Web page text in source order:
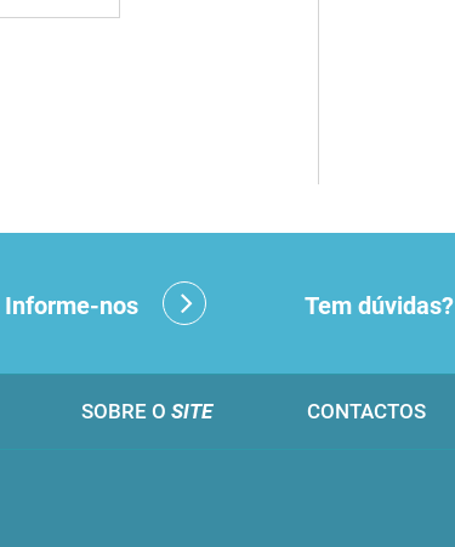
Informe-nos Tem dúvidas?
SOBRE O SITE CONTACTOS